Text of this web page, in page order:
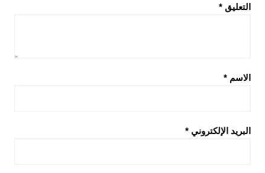
التعليق *
الاسم *
البريد الإلكتروني *